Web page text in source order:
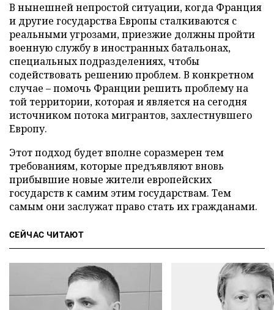
В нынешней непростой ситуации, когда Франция
и другие государства Европы сталкиваются с
реальными угрозами, приезжие должны пройти
военную службу в иностранных батальонах,
специальных подразделениях, чтобы
содействовать решению проблем. В конкретном
случае – помочь Франции решить проблему на
той территории, которая и является на сегодня
источником потока мигрантов, захлестнувшего
Европу.
Этот подход будет вполне соразмерен тем
требованиям, которые предъявляют вновь
прибывшие новые жители европейских
государств к самим этим государствам. Тем
самым они заслужат право стать их гражданами.
СЕЙЧАС ЧИТАЮТ